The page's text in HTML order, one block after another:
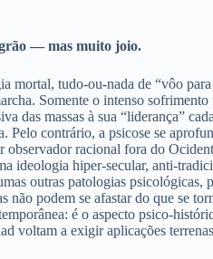
grão — mas muito joio.
mortal, tudo-ou-nada de “vôo
Somente o intenso
das massas à sua “liderança”
Pelo contrário, a psicose se
racional fora do
ideologia hiper-secular, anti-
outras patologias psicológicas,
podem se afastar do que se
é o aspecto psico-
voltam a exigir aplicações